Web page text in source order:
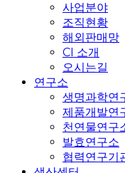
사업분야
조직현황
해외판매망
CI 소개
오시는길
연구소
생명과학연
제품개발연
천연물연구
발효연구소
협력연구기